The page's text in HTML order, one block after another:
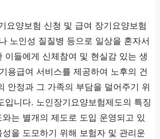
요양보험 신청 및 급여 장기요양보험
노인성 질질병 등으로 일상을 혼자서
이들에게 신체참여 및 현실감 있는 생
용급여 서비스를 제공하여 노후의 건
안정과 그 가족의 부담을 덜어주기 위
입니다. 노인장기요양보험제도의 특징
는 별개의 제도로 도입 운영되고 있
을 도모하기 위해 보험자 및 관리운